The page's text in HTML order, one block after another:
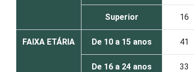
Superior 16
FAIXA ETÁRIA De 10 a 15 anos 41
De 16 a 24 anos 33